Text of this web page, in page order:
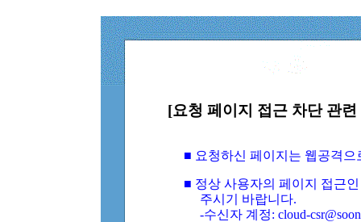
[요청 페이지 접근 차단 관
■ 요청하신 페이지는 웹공격
■ 정상 사용자의 페이지 접근
주시기 바랍니다.
-수신자 계정: cloud-